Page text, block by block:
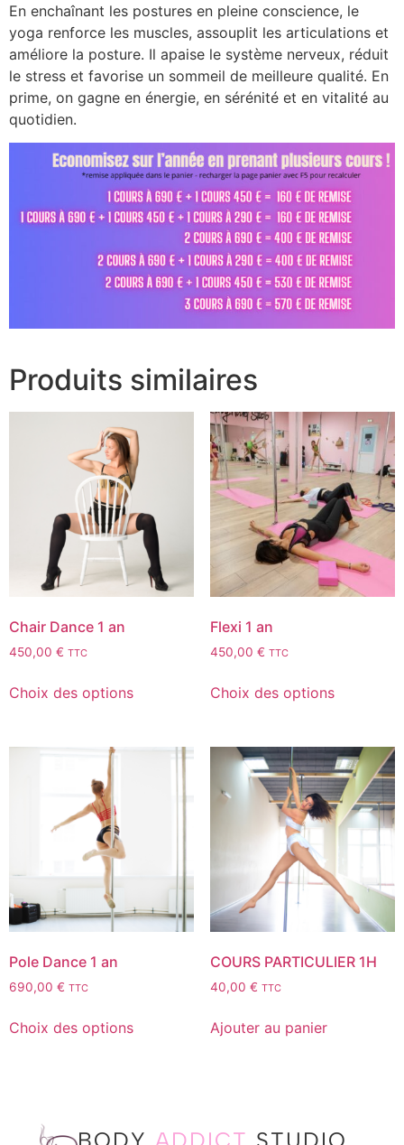
En enchaînant les postures en pleine conscience, le
yoga renforce les muscles, assouplit les articulations et
améliore la posture. Il apaise le système nerveux, réduit
le stress et favorise un sommeil de meilleure qualité. En
prime, on gagne en énergie, en sérénité et en vitalité au
quotidien.
Produits similaires
Chair Dance 1 an
450,00 € TTC
Choix des options
Flexi 1 an
450,00 € TTC
Choix des options
Pole Dance 1 an
690,00 € TTC
Choix des options
COURS PARTICULIER 1H
40,00 € TTC
Ajouter au panier